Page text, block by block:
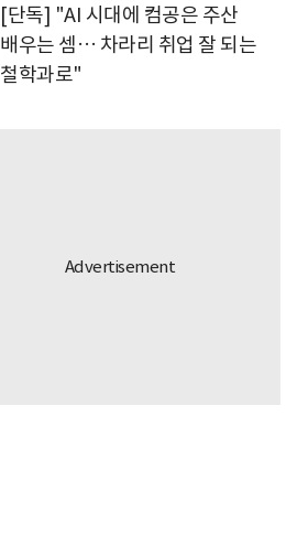
[단독] "AI 시대에 컴공은 주산
배우는 셈… 차라리 취업 잘 되는
철학과로"